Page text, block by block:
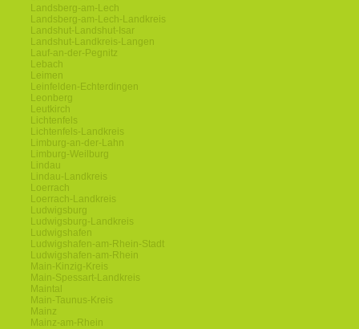
Landsberg-am-Lech
Landsberg-am-Lech-Landkreis
Landshut-Landshut-Isar
Landshut-Landkreis-Langen
Lauf-an-der-Pegnitz
Lebach
Leimen
Leinfelden-Echterdingen
Leonberg
Leutkirch
Lichtenfels
Lichtenfels-Landkreis
Limburg-an-der-Lahn
Limburg-Weilburg
Lindau
Lindau-Landkreis
Loerrach
Loerrach-Landkreis
Ludwigsburg
Ludwigsburg-Landkreis
Ludwigshafen
Ludwigshafen-am-Rhein-Stadt
Ludwigshafen-am-Rhein
Main-Kinzig-Kreis
Main-Spessart-Landkreis
Maintal
Main-Taunus-Kreis
Mainz
Mainz-am-Rhein